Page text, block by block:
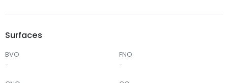
Surfaces
BVO
-
FNO
-